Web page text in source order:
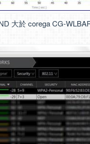
大於 corega CG-